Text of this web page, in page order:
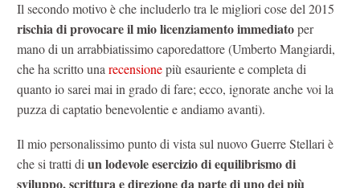
Il secondo motivo è che includerlo tra le migliori cose del 2015
rischia di provocare il mio licenziamento immediatoper
mano di un arrabbiatissimo caporedattore (Umberto Mangiardi,
che ha scritto unarecensionepiù esauriente e completa di
quanto io sarei mai in grado di fare; ecco, ignorate anche voi la
puzza di captatio benevolentie e andiamo avanti).
Il mio personalissimo punto di vista sul nuovo Guerre Stellari è
che si tratti di un lodevole esercizio di equilibrismo di
sviluppo, scrittura e direzione da parte di uno dei più